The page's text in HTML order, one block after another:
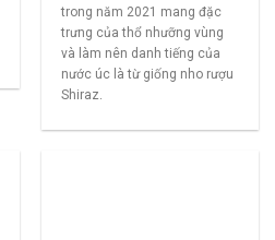
trong năm 2021 mang đặc
trưng của thổ nhưỡng vùng
và làm nên danh tiếng của
nước úc là từ giống nho rượu
Shiraz.